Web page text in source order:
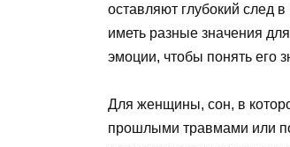
оставляют глубокий след
иметь разные значения
эмоции, чтобы понять его
Для женщины, сон, в
прошлыми травмами или